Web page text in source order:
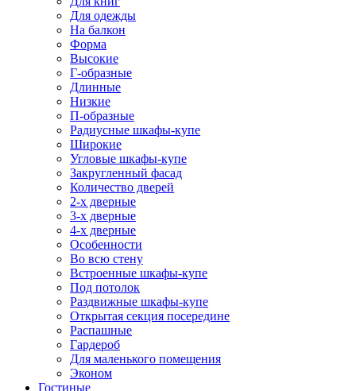
Для одежды
На балкон
Форма
Высокие
Г-образные
Длинные
Низкие
П-образные
Радиусные шкафы-купе
Широкие
Угловые шкафы-купе
Закругленный фасад
Количество дверей
2-х дверные
3-х дверные
4-х дверные
Особенности
Во всю стену
Встроенные шкафы-купе
Под потолок
Раздвижные шкафы-купе
Открытая секция посередине
Распашные
Гардероб
Для маленького помещения
Эконом
Гостиные